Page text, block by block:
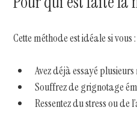
Cette méthode est idéale si vous :
Avez déjà essayé plusieurs
Souffrez de grignotage
Ressentez du stress ou de